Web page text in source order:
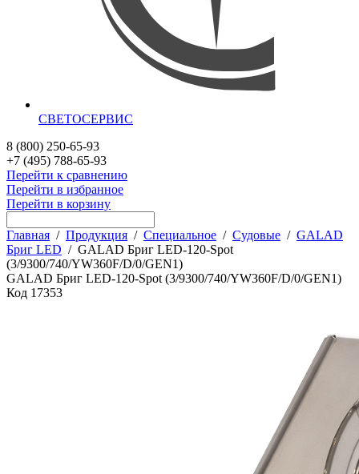
СВЕТОСЕРВИС
8 (800) 250-65-93
+7 (495) 788-65-93
Перейти к сравнению
Перейти в избранное
Перейти в корзину
Главная / Продукция / Специальное / Судовые / GALAD
Бриг LED / GALAD Бриг LED-120-Spot
(3/9300/740/YW360F/D/0/GEN1)
GALAD Бриг LED-120-Spot (3/9300/740/YW360F/D/0/GEN1)
Код 17353